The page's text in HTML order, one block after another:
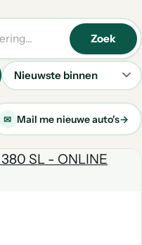
Sorteren
Zoek
✉ Mail me nieuwe auto's→